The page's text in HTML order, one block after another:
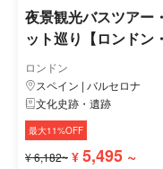
夜景観光バスツアー
ット巡り【ロンドン
ロンドン
スペイン | バルセロナ
文化史跡・遺跡
最大11%OFF
¥ 6,182~ ¥ 5,495 ~